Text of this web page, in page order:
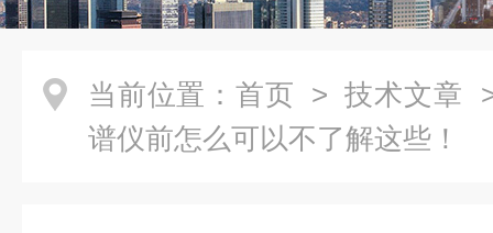
当前位置： 首页 > 技术文章
谱仪前怎么可以不了解这些！